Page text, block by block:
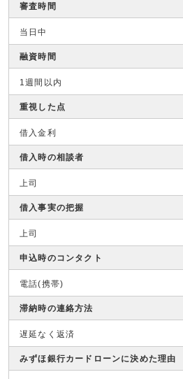
審査時間
当日中
融資時間
1週間以内
重視した点
借入金利
借入時の相談者
上司
借入事実の把握
上司
申込時のコンタクト
電話(携帯)
滞納時の連絡方法
遅延なく返済
みずほ銀行カードローンに決めた理由